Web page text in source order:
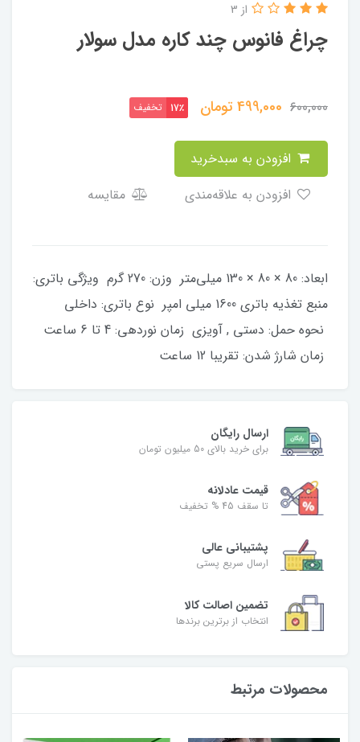
چراغ فانوس چند کاره مدل سولار
از 3
600,000
499,000تومان 17٪ تخفیف
مقایسه
ابعاد: 80 × 80 × 130 میلی‌متر وزن: 270 گرم ویژگی باتری:
منبع تغذیه باتری 1600 میلی امپر نوع باتری: داخلی
نحوه حمل: دستی , آویزی زمان نوردهی: 4 تا 6 ساعت
زمان شارژ شدن: تقریبا 12 ساعت
ارسال رایگان
برای خرید بالای 50 میلیون تومان
قیمت عادلانه
تا سقف 45 % تخفیف
پشتیبانی عالی
ارسال سریع پستی
تضمین اصالت کالا
انتخاب از برترین برندها
محصولات مرتبط